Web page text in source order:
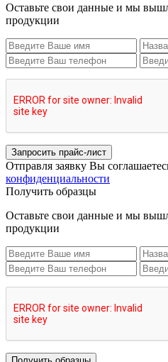
Оставьте свои данные и мы
продукции
Запросить прайс-лист
Отправля заявку Вы
конфиденциальности
Получить образцы
Оставьте свои данные и мы
продукции